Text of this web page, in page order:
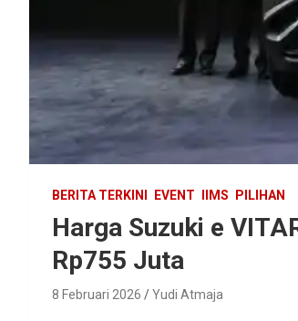
BERITA TERKINI EVENT IIMS PILIHAN
Harga Suzuki e
Rp755 Juta
8 Februari 2026 Yudi Atmaja